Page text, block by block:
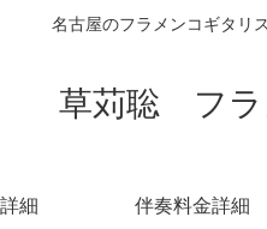
名古屋のフラメンコギタリ
草苅聡 フラ
細 伴奏料金詳細